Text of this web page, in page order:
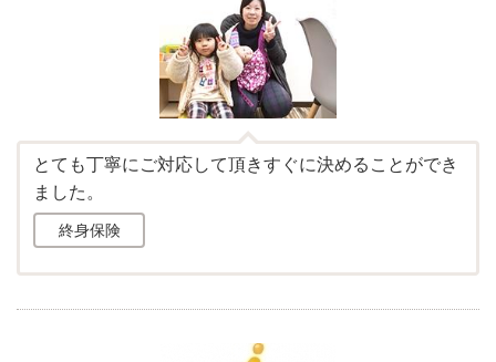
とても丁寧にご対応して頂きすぐに決めることができ
ました。
終身保険